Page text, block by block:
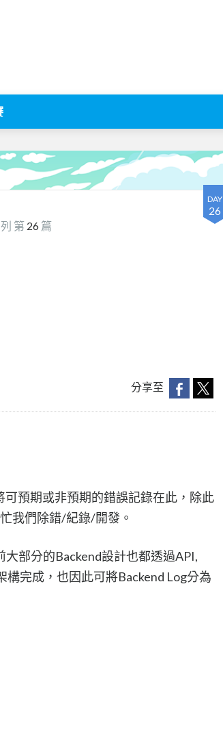
DAY
26
第 26 篇
分享至
預期或非預期的錯誤記錄在此，除此
我們除錯/紀錄/開發。
部分的Backend設計也都透過API,
完成，也因此可將Backend Log分為